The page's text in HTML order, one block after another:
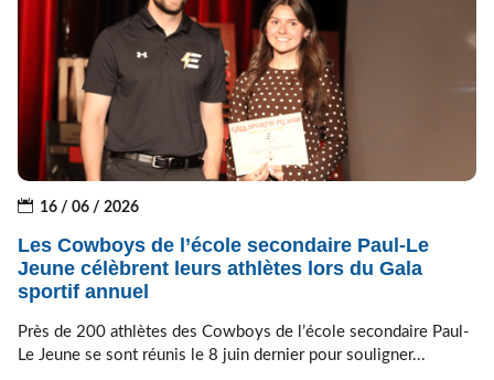
16 / 06 / 2026
Les Cowboys de l’école secondaire Paul-Le
Jeune célèbrent leurs athlètes lors du Gala
sportif annuel
Près de 200 athlètes des Cowboys de l’école secondaire Paul-
Le Jeune se sont réunis le 8 juin dernier pour souligner...